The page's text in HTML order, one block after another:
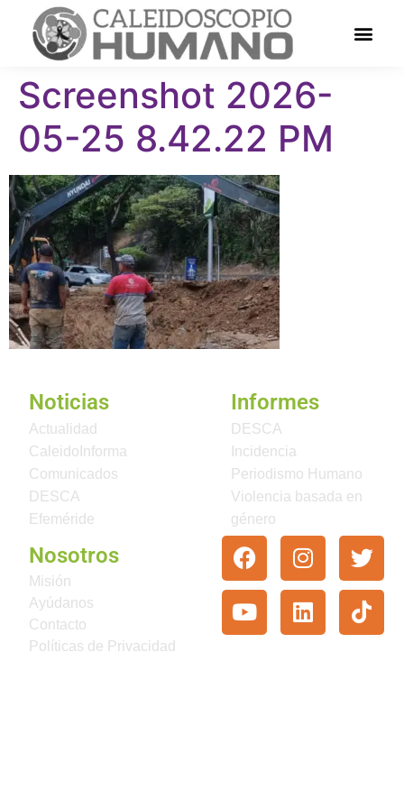
Screenshot 2026-
05-25 8.42.22 PM
Noticias
Actualidad
CaleidoInforma
Comunicados
DESCA
Efeméride
Informes
DESCA
Incidencia
Periodismo Humano
Violencia basada en
género
Nosotros
Misión
Ayúdanos
Contacto
Políticas de Privacidad